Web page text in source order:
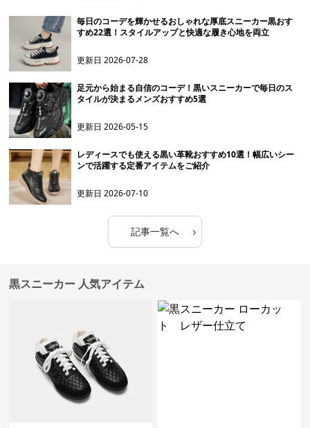
毎日のコーデを輝かせるおしゃれな厚底スニーカー黒おす
すめ22選！スタイルアップと快適な履き心地を両立
更新日2026-07-28
足元から始まる自信のコーデ！黒いスニーカーで毎日のス
タイルが決まるメンズおすすめ5選
更新日2026-05-15
レディースでも使える黒い革靴おすすめ10選！幅広いシー
ンで活躍する定番アイテムをご紹介
更新日2026-07-10
記事一覧へ ›
黒スニーカー 人気アイテム